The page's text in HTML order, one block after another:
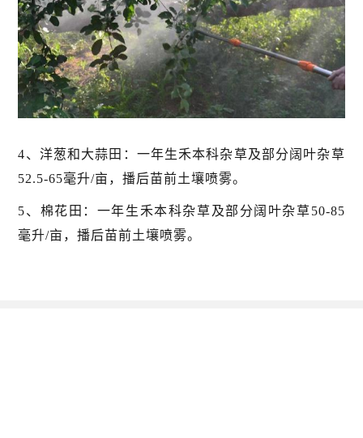
4、洋葱和大蒜田：一年生禾本科杂草及部分阔叶杂草
52.5-65毫升/亩，播后苗前土壤喷雾。
5、棉花田：一年生禾本科杂草及部分阔叶杂草50-85
毫升/亩，播后苗前土壤喷雾。